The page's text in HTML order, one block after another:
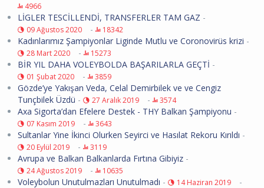
4966
LİGLER TESCİLLENDİ, TRANSFERLER TAM GAZ -
09 Ağustos 2020 - 18342
Kadınlarımız Şampiyonlar Liginde Mutlu ve Coronovirüs krizi -
28 Mart 2020 - 15273
BİR YIL DAHA VOLEYBOLDA BAŞARILARLA GEÇTİ -
01 Şubat 2020 - 3859
Gözde’ye Yakışan Veda, Celal Demirbilek ve ve Cengiz
Tunçbilek Üzdü - 27 Aralık 2019 - 3574
Axa Sigorta’dan Efelere Destek - THY Balkan Şampiyonu -
07 Kasım 2019 - 3643
Sultanlar Yine İkinci Olurken Seyirci ve Hasılat Rekoru Kırıldı -
20 Eylül 2019 - 3119
Avrupa ve Balkan Balkanlarda Fırtına Gibiyiz -
24 Ağustos 2019 - 10635
Voleybolun Unutulmazları Unutulmadı - 14 Haziran 2019 -